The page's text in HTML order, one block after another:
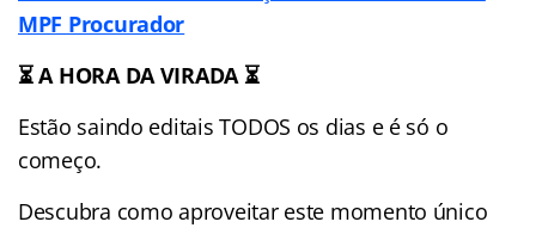
MPF Procurador
⏳ A HORA DA VIRADA ⏳
Estão saindo editais TODOS os dias e é só o
começo.
Descubra como aproveitar este momento único